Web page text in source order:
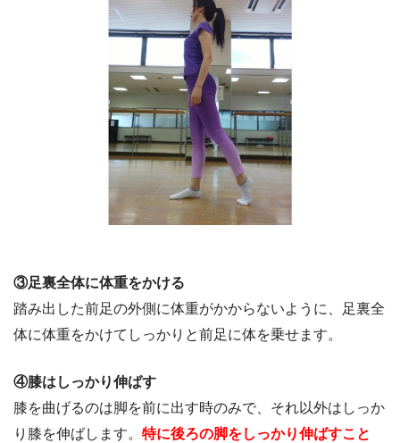
③足裏全体に体重をかける
踏み出した前足の外側に体重がかからないように、足裏全
体に体重をかけてしっかりと前足に体を乗せます。
④膝はしっかり伸ばす
膝を曲げるのは脚を前に出す時のみで、それ以外はしっか
り膝を伸ばします。 特に後ろの脚をしっかり伸ばすこと